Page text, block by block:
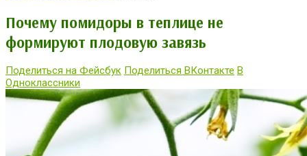
Почему помидоры в теплице не
формируют плодовую завязь
Поделиться на Фейсбук Поделиться ВКонтакте В
Одноклассники